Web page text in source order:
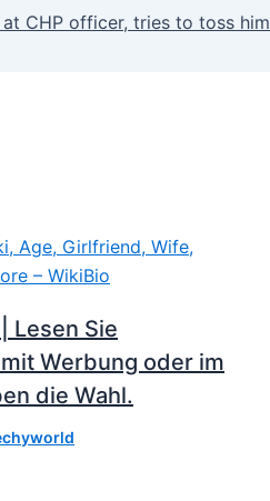
CHP officer, tries to toss him
Lesen Sie
Werbung oder im
die Wahl.